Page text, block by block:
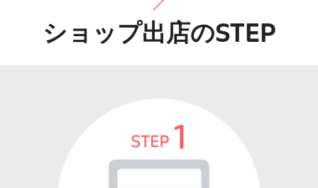
ショップ出店のSTEP